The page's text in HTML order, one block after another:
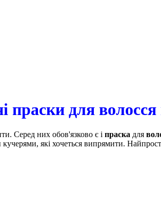
праски для волосся
Серед них обов'язково є і праска для
які хочеться випрямити.